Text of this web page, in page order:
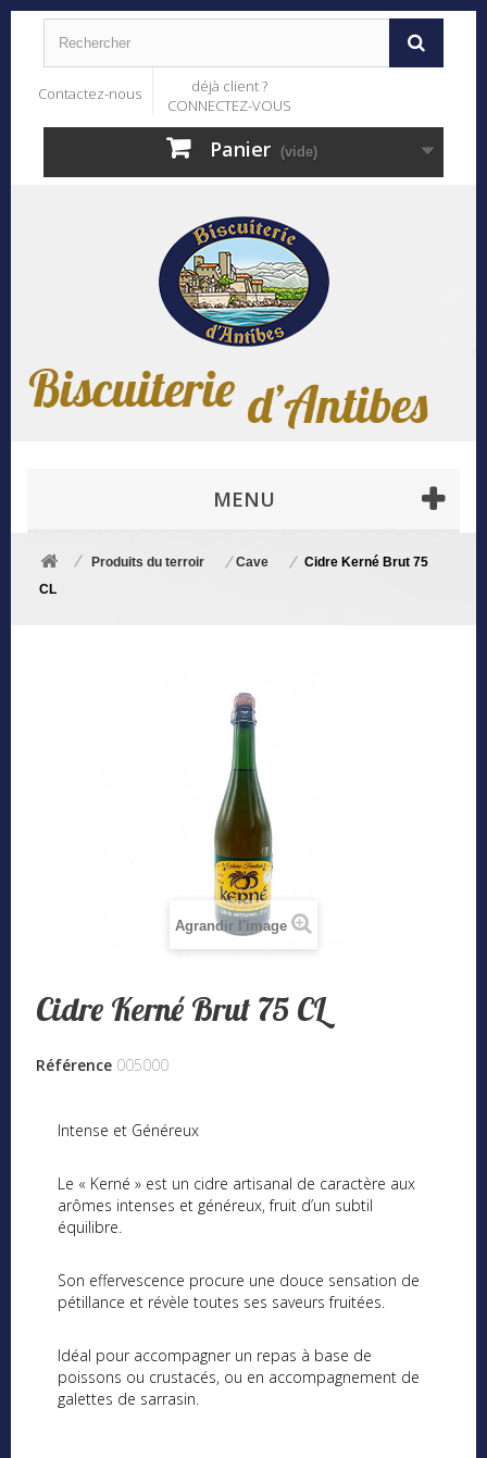
Contactez-nous
déjà client ?
CONNECTEZ-VOUS
Panier (vide)
MENU
Produits du terroir Cave
Cidre Kerné Brut 75
CL
Agrandir l'image
Cidre Kerné Brut 75 CL
Référence 005000
Intense et Généreux
Le « Kerné » est un cidre artisanal de caractère aux
arômes intenses et généreux, fruit d’un subtil
équilibre.
Son effervescence procure une douce sensation de
pétillance et révèle toutes ses saveurs fruitées.
Idéal pour accompagner un repas à base de
poissons ou crustacés, ou en accompagnement de
galettes de sarrasin.